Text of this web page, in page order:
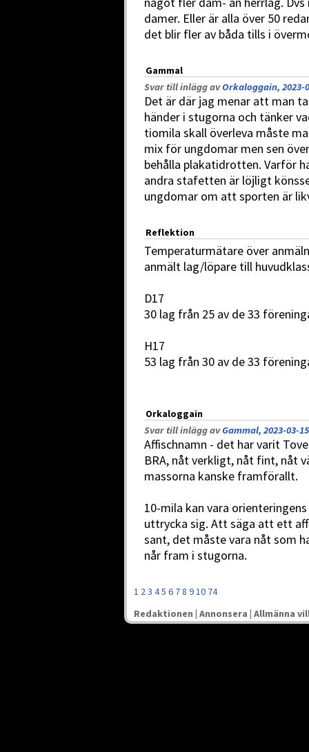
damer. Eller är alla över 50
det blir fler av båda tills i
Gammal
Svar till inlägg avOrkaloggain, 2023-
Det är där jag menar att man
händer i stugorna och tänker
tiomila skall överleva måste
mix för ungdomar men sen
behålla plakatidrotten. Varför
andra stafetten är löjligt
ungdomar om att sporten är
Reflektion
Temperaturmätare över
anmält lag/löpare till
D17
30 lag från 25 av de 33
H17
53 lag från 30 av de 33
Orkaloggain
Svar till inlägg avGammal, 2023-03-
Affischnamn - det har varit
BRA, nåt verkligt, nåt fint, nåt
massorna kanske framförallt.
10-mila kan vara
uttrycka sig. Att säga att ett
sant, det måste vara nåt som
når fram i stugorna.
1 23 45 6 78 910 74
Redaktionen | Annonsera | Allmänna